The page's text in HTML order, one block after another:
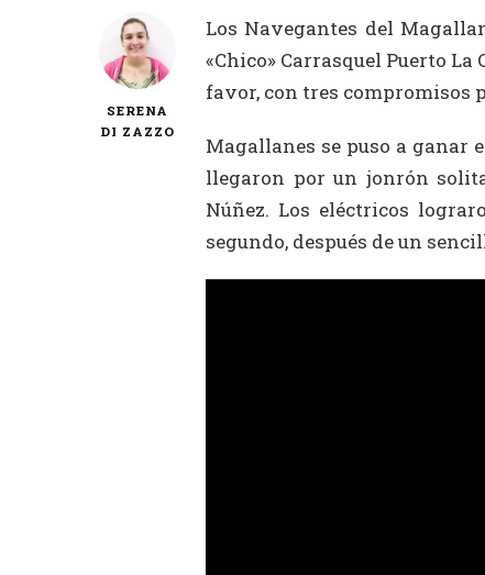
SERENA
DI ZAZZO
Los Navegantes del
«Chico» Carrasquel Puerto
favor, con tres compromisos
Magallanes se puso a ganar
llegaron por un jonrón
Núñez. Los eléctricos
segundo, después de un